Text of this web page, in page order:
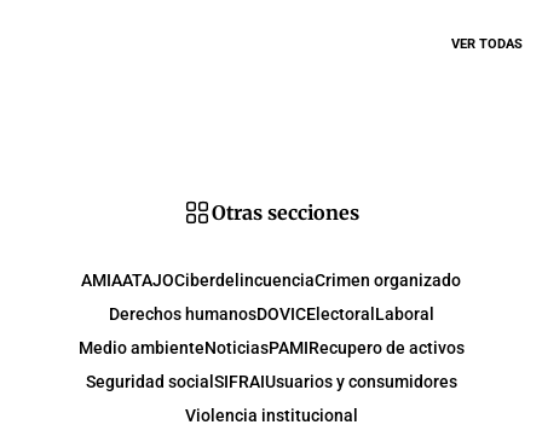
VER TODAS
Otras secciones
AMIAATAJOCiberdelincuenciaCrimen organizado
Derechos humanosDOVICElectoral Laboral
Medio ambienteNoticiasPAMIRecupero de activos
Seguridad social SIFRAIUsuarios y consumidores
Violencia institucional